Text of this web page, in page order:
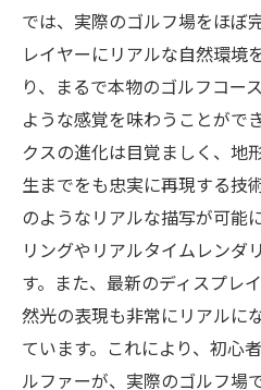
では、実際のゴルフ場をほぼ
レイヤーにリアルな自然環境
り、まるで本物のゴルフコー
ような感覚を味わうことがで
クスの進化は目覚ましく、地
生までをも忠実に再現する技
のようなリアルな描写が可能
リングやリアルタイムレンダ
す。また、最新のディスプレ
然光の表現も非常にリアルに
ています。これにより、初心
ルファーが、実際のゴルフ場